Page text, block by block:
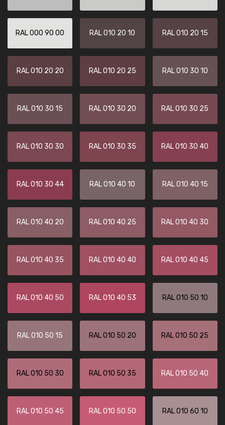
RAL 000 90 00 RAL 010 20 10 RAL 010 20 15
RAL 010 20 20 RAL 010 20 25 RAL 010 30 10
RAL 010 30 15 RAL 010 30 20 RAL 010 30 25
RAL 010 30 30 RAL 010 30 35 RAL 010 30 40
RAL 010 30 44 RAL 010 40 10 RAL 010 40 15
RAL 010 40 20 RAL 010 40 25 RAL 010 40 30
RAL 010 40 35 RAL 010 40 40 RAL 010 40 45
RAL 010 40 50 RAL 010 40 53 RAL 010 50 10
RAL 010 50 15 RAL 010 50 20 RAL 010 50 25
RAL 010 50 30 RAL 010 50 35 RAL 010 50 40
RAL 010 50 45 RAL 010 50 50 RAL 010 60 10